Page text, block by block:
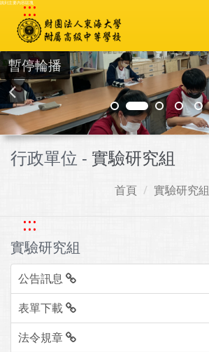
跳到主要內容區塊
:::
暫停輪播
行政單位 - 實驗研究組
首頁 實驗研究組
:::
實驗研究組
公告訊息
表單下載
法令規章